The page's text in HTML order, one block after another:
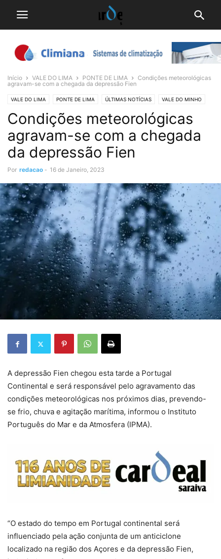
Início VALE DO LIMA PONTE DE LIMA
Condições meteorológicas
agravam-se com a chegada da depressão Fien
VALE DO LIMA PONTE DE LIMA ÚLTIMAS NOTÍCIAS VALE DO MINHO
Condições meteorológicas
agravam-se com a chegada
da depressão Fien
Por redacao - 16 de Janeiro, 2023
A depressão Fien chegou esta tarde a Portugal
Continental e será responsável pelo agravamento das
condições meteorológicas nos próximos dias, prevendo-
se frio, chuva e agitação marítima, informou o Instituto
Português do Mar e da Atmosfera (IPMA).
“O estado do tempo em Portugal continental será
influenciado pela ação conjunta de um anticiclone
localizado na região dos Açores e da depressão Fien,